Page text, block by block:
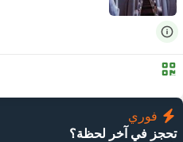
فوري
تحجز في آخر لحظة؟